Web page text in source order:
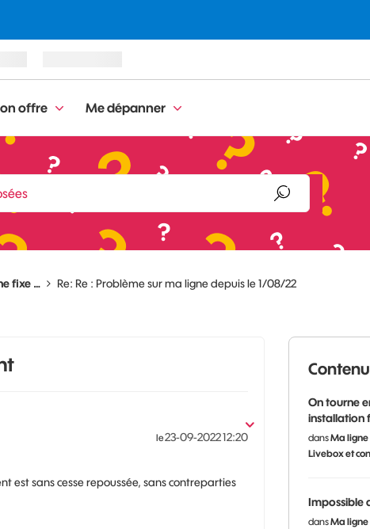
offre Me dépanner
fixe … Re: Re : Problème sur ma ligne depuis le 1/08/22
le‎23-09-202212:20
est sans cesse repoussée, sans contreparties
On tourne
installation
dansMa
Livebox et
Impossible
dansMa